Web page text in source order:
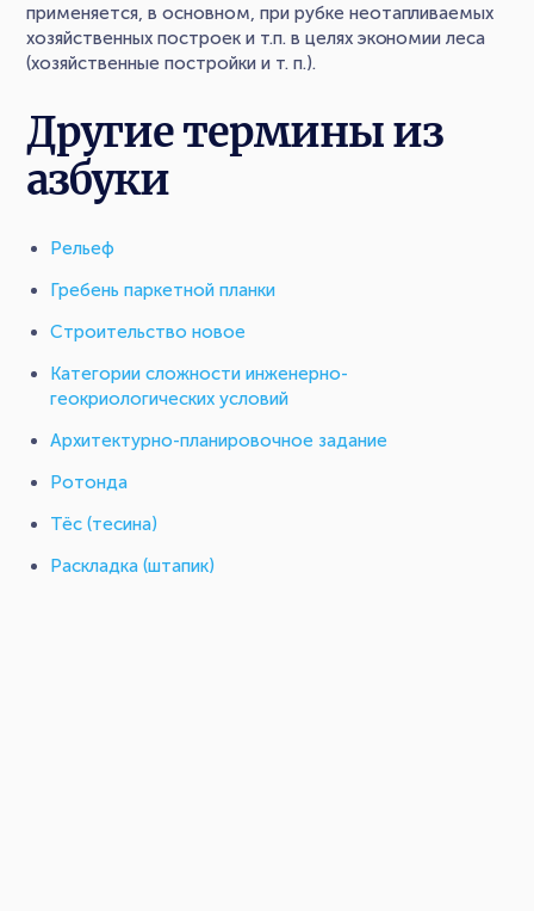
применяется, в основном, при рубке неотапливаемых
хозяйственных построек и т.п. в целях экономии леса
(хозяйственные постройки и т. п.).
Другие термины из
азбуки
Рельеф
Гребень паркетной планки
Строительство новое
Категории сложности инженерно-
геокриологических условий
Архитектурно-планировочное задание
Ротонда
Тёс (тесина)
Раскладка (штапик)